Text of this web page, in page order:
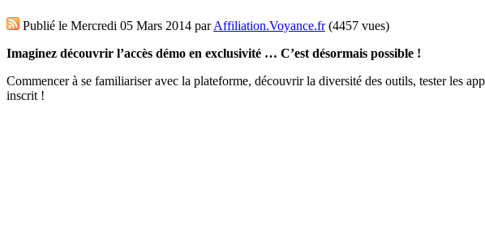
Publié le Mercredi 05 Mars 2014 parAffiliation.Voyance.fr(4457 vues)
Imaginez découvrir l’accès démo en exclusivité … C’est désormais possible !
Commencer à se familiariser avec la plateforme, découvrir la diversité des outils, tester les
inscrit !